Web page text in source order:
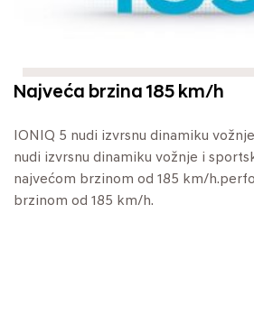
Najveća brzina 185 km/h
IONIQ 5 nudi izvrsnu dinamiku
nudi izvrsnu dinamiku vožnje i
najvećom brzinom od 185 km/
brzinom od 185 km/h.